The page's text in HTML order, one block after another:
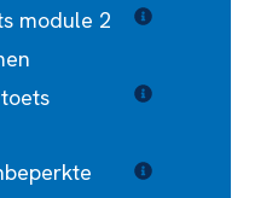
module 2